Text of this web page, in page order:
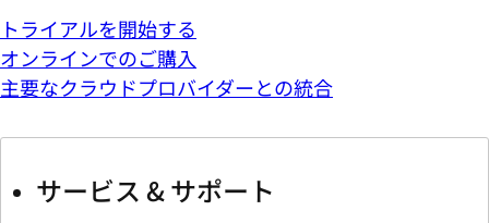
トライアルを開始する
オンラインでのご購入
主要なクラウドプロバイダーとの統合
サービス & サポート